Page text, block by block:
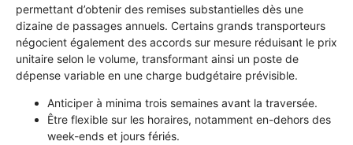
permettant d’obtenir des remises substantielles dès une
dizaine de passages annuels. Certains grands transporteurs
négocient également des accords sur mesure réduisant le prix
unitaire selon le volume, transformant ainsi un poste de
dépense variable en une charge budgétaire prévisible.
Anticiper à minima trois semaines avant la traversée.
Être flexible sur les horaires, notamment en-dehors des
week-ends et jours fériés.